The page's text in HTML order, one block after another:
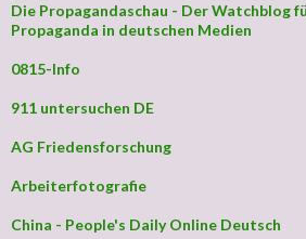
Die Propagandaschau - Der Watchblog
Propaganda in deutschen Medien
0815-Info
911 untersuchen DE
AG Friedensforschung
Arbeiterfotografie
China - People's Daily Online Deutsch